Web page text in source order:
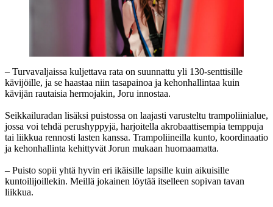
– Turvavaljaissa kuljettava rata on suunnattu yli 130-senttisille
kävijöille, ja se haastaa niin tasapainoa ja kehonhallintaa kuin
kävijän rautaisia hermojakin, Joru innostaa.
Seikkailuradan lisäksi puistossa on laajasti varusteltu trampoliinialue,
jossa voi tehdä perushyppyjä, harjoitella akrobaattisempia temppuja
tai liikkua rennosti lasten kanssa. Trampoliineilla kunto, koordinaatio
ja kehonhallinta kehittyvät Jorun mukaan huomaamatta.
– Puisto sopii yhtä hyvin eri ikäisille lapsille kuin aikuisille
kuntoilijoillekin. Meillä jokainen löytää itselleen sopivan tavan
liikkua.